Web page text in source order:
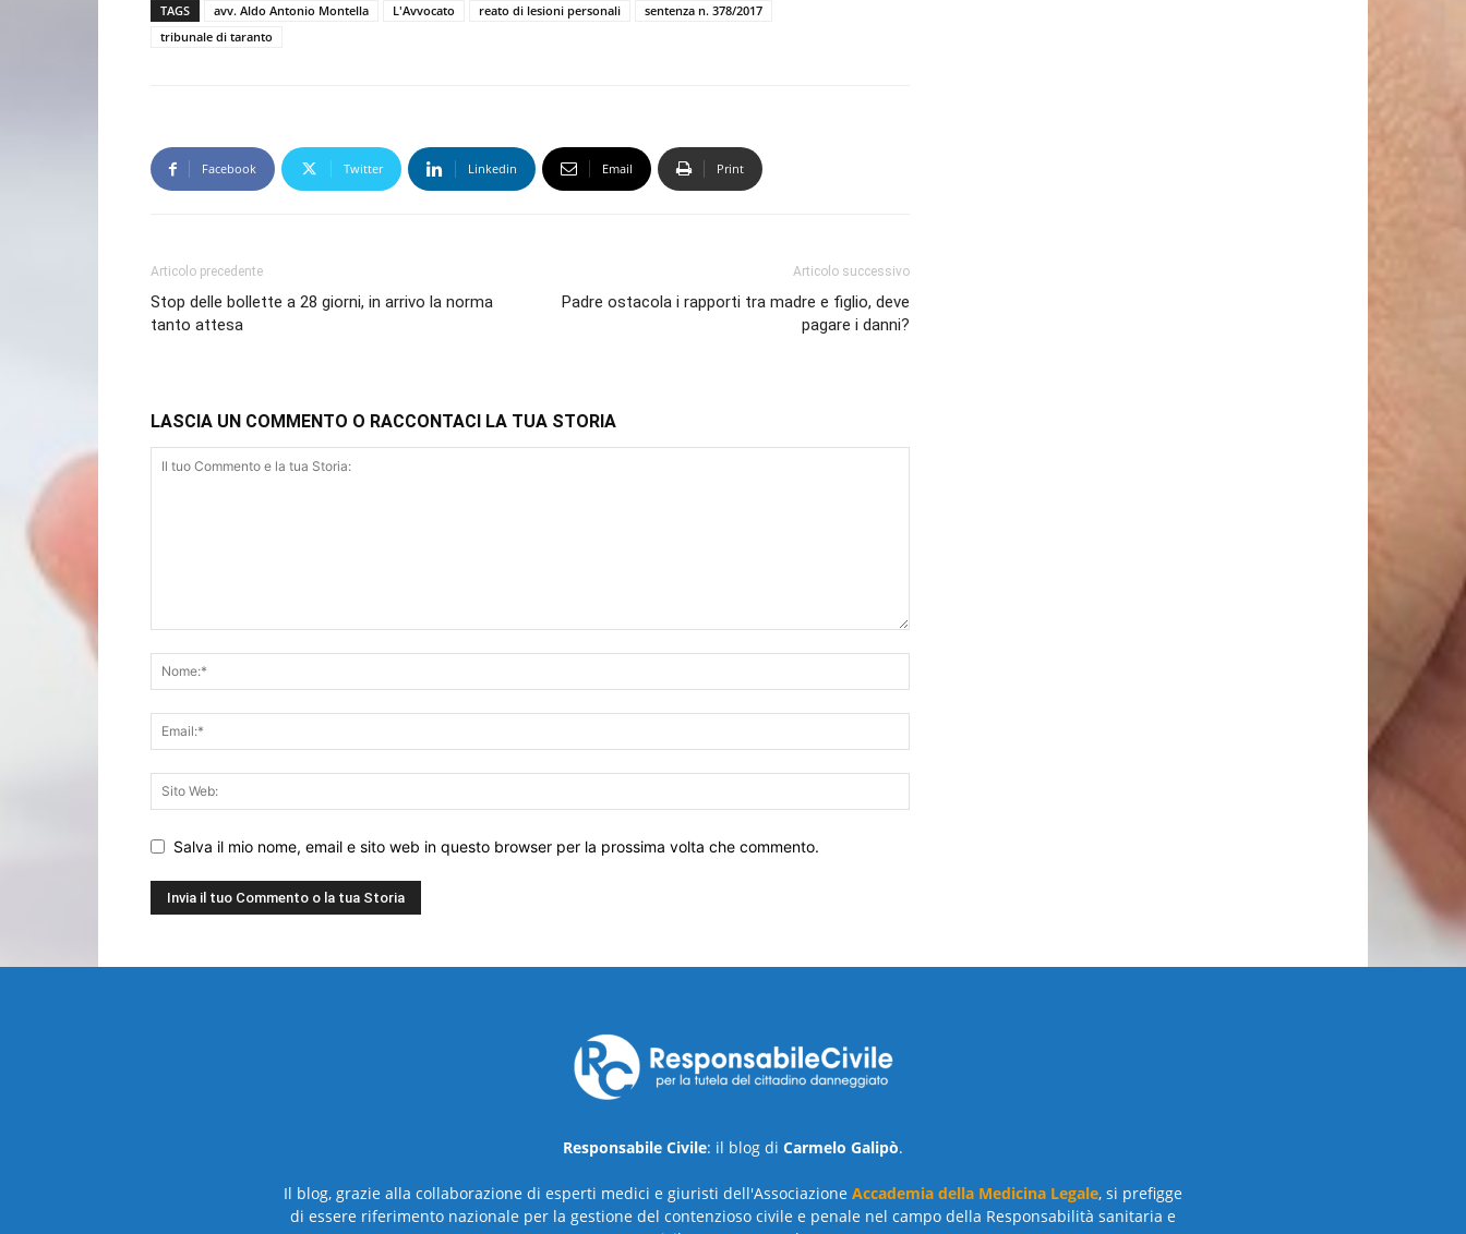
TAGS avv. Aldo Antonio Montella L'Avvocato reato di lesioni personali
sentenza n. 378/2017
tribunale di taranto
Facebook Twitter Linkedin Email Print
Articolo precedente
Stop delle bollette a 28 giorni, in arrivo la norma
tanto attesa
Articolo successivo
Padre ostacola i rapporti tra madre e figlio, deve
pagare i danni?
LASCIA UN COMMENTO O RACCONTACI LA TUA STORIA
Salva il mio nome, email e sito web in questo browser per la prossima volta che commento.
Responsabile Civile: il blog di Carmelo Galipò.
Il blog, grazie alla collaborazione di esperti medici e giuristi dell'Associazione Accademia della Medicina Legale, si prefigge
di essere riferimento nazionale per la gestione del contenzioso civile e penale nel campo della Responsabilità sanitaria e